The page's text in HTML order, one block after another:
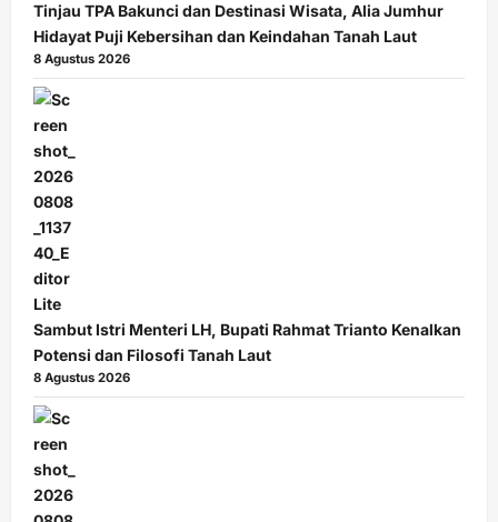
Tinjau TPA Bakunci dan Destinasi Wisata, Alia Jumhur
Hidayat Puji Kebersihan dan Keindahan Tanah Laut
8 Agustus 2026
Sambut Istri Menteri LH, Bupati Rahmat Trianto Kenalkan
Potensi dan Filosofi Tanah Laut
8 Agustus 2026